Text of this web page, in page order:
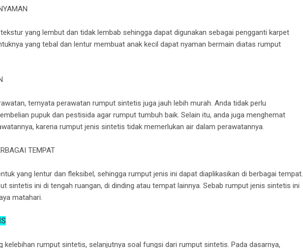
yang lembut dan tidak lembab sehingga dapat digunakan sebagai pengganti karpet
yang tebal dan lentur membuat anak kecil dapat nyaman bermain diatas rumput
ternyata perawatan rumput sintetis juga jauh lebih murah. Anda tidak perlu
pupuk dan pestisida agar rumput tumbuh baik. Selain itu, anda juga menghemat
karena rumput jenis sintetis tidak memerlukan air dalam perawatannya.
TEMPAT
yang lentur dan fleksibel, sehingga rumput jenis ini dapat diaplikasikan di berbagai tempat.
sintetis ini di tengah ruangan, di dinding atau tempat lainnya. Sebab rumput jenis sintetis ini
matahari.
kelebihan rumput sintetis, selanjutnya soal fungsi dari rumput sintetis. Pada dasarnya,